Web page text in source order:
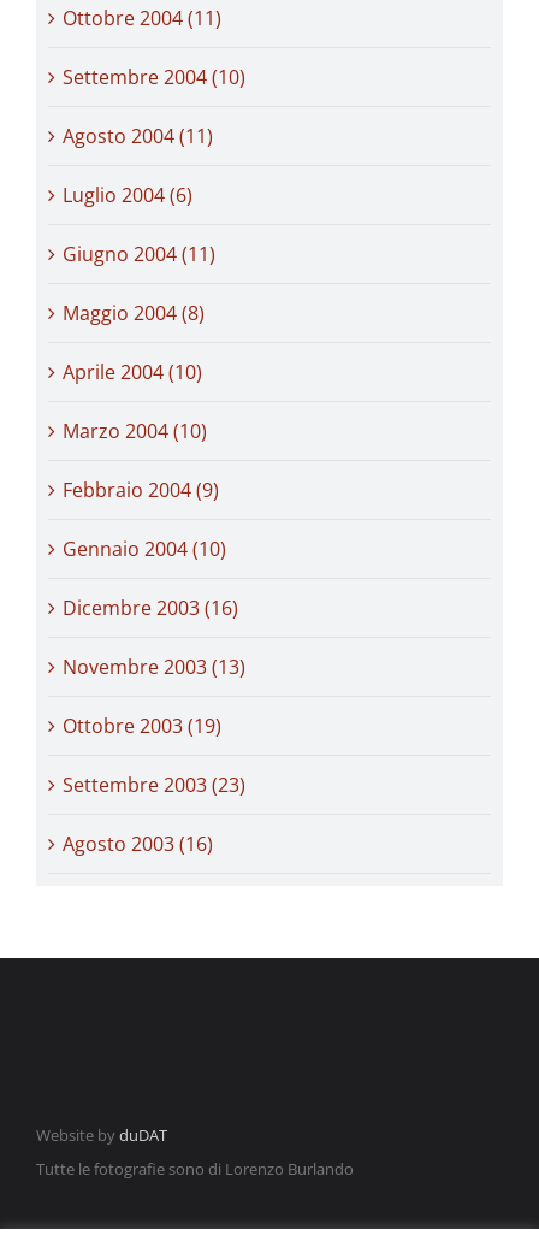
Ottobre 2004 (11)
Settembre 2004 (10)
Agosto 2004 (11)
Luglio 2004 (6)
Giugno 2004 (11)
Maggio 2004 (8)
Aprile 2004 (10)
Marzo 2004 (10)
Febbraio 2004 (9)
Gennaio 2004 (10)
Dicembre 2003 (16)
Novembre 2003 (13)
Ottobre 2003 (19)
Settembre 2003 (23)
Agosto 2003 (16)
Website byduDAT
Tutte le fotografie sono di Lorenzo Burlando